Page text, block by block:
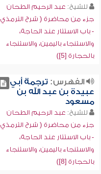
للشيخ: عبد الرحيم الطحان
جزء من محاضرة ( شرح الترمذي
- باب الاستتار عند الحاجة،
والاستنجاء باليمين، والاستنجاء
بالحجارة [5])
الفهرس: ترجمة أبي
عبيدة بن عبد الله بن
مسعود
للشيخ: عبد الرحيم الطحان
جزء من محاضرة ( شرح الترمذي
- باب الاستتار عند الحاجة،
والاستنجاء باليمين، والاستنجاء
بالحجارة [8])